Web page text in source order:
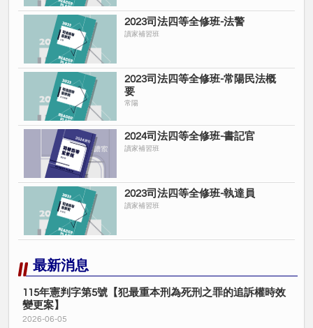
2023司法四等全修班-法警
讀家補習班
2023司法四等全修班-常陽民法概
要
常陽
2024司法四等全修班-書記官
讀家補習班
2023司法四等全修班-執達員
讀家補習班
最新消息
115年憲判字第5號【犯最重本刑為死刑之罪的追訴權時效
變更案】
2026-06-05